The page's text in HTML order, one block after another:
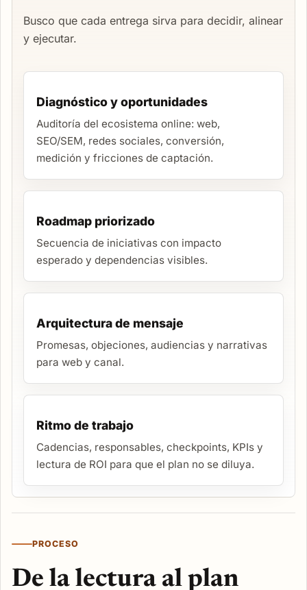
Busco que cada entrega sirva para decidir, alinear
y ejecutar.
Diagnóstico y oportunidades
Auditoría del ecosistema online: web,
SEO/SEM, redes sociales, conversión,
medición y fricciones de captación.
Roadmap priorizado
Secuencia de iniciativas con impacto
esperado y dependencias visibles.
Arquitectura de mensaje
Promesas, objeciones, audiencias y narrativas
para web y canal.
Ritmo de trabajo
Cadencias, responsables, checkpoints, KPIs y
lectura de ROI para que el plan no se diluya.
PROCESO
De la lectura al plan